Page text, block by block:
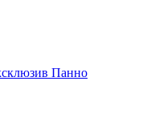
Панно